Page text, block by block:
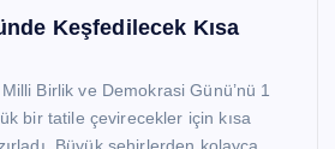
Keşfedilecek Kısa
Birlik ve Demokrasi Günü’nü 1
bir tatile çevirecekler için kısa